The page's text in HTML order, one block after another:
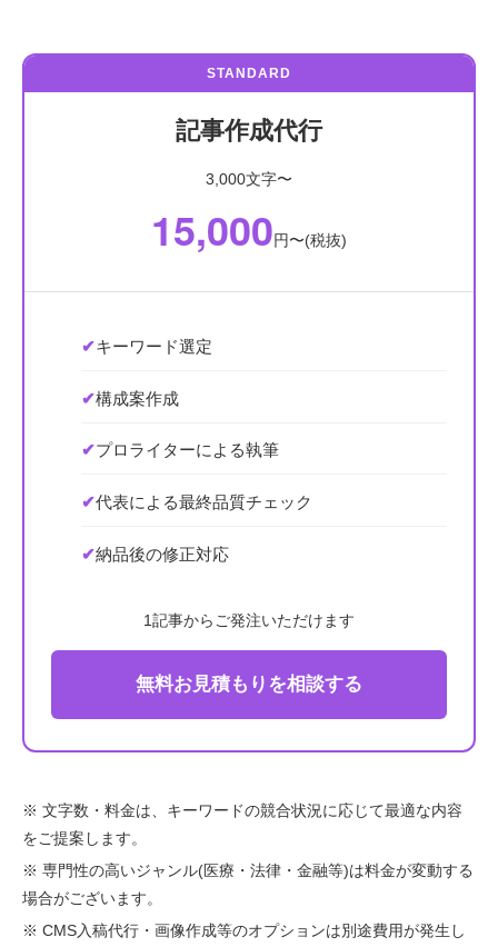
STANDARD
記事作成代行
3,000文字〜
15,000円〜(税抜)
✔キーワード選定
✔構成案作成
✔プロライターによる執筆
✔代表による最終品質チェック
✔納品後の修正対応
1記事からご発注いただけます
無料お見積もりを相談する
※ 文字数・料金は、キーワードの競合状況に応じて最適な内容
をご提案します。
※ 専門性の高いジャンル(医療・法律・金融等)は料金が変動する
場合がございます。
※ CMS入稿代行・画像作成等のオプションは別途費用が発生し